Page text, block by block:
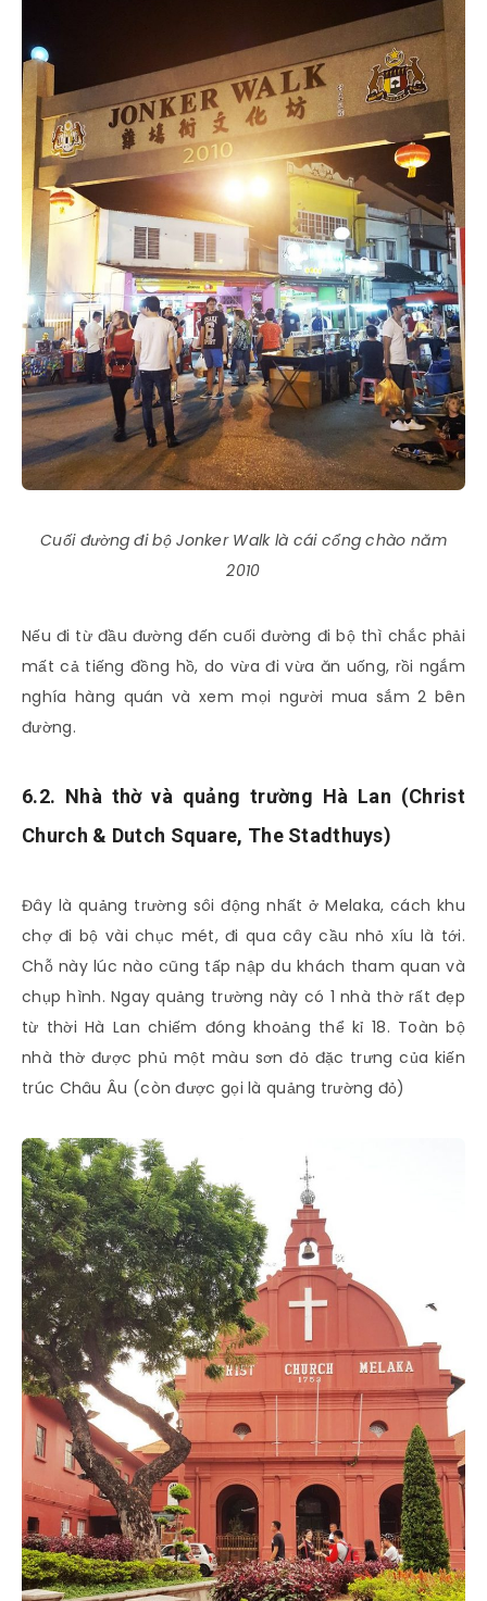
Cuối đường đi bộ Jonker Walk là cái cổng chào năm
2010
Nếu đi từ đầu đường đến cuối đường đi bộ thì chắc phải
mất cả tiếng đồng hồ, do vừa đi vừa ăn uống, rồi ngắm
nghía hàng quán và xem mọi người mua sắm 2 bên
đường.
6.2. Nhà thờ và quảng trường Hà Lan (Christ
Church & Dutch Square, The Stadthuys)
Đây là quảng trường sôi động nhất ở Melaka, cách khu
chợ đi bộ vài chục mét, đi qua cây cầu nhỏ xíu là tới.
Chỗ này lúc nào cũng tấp nập du khách tham quan và
chụp hình. Ngay quảng trường này có 1 nhà thờ rất đẹp
từ thời Hà Lan chiếm đóng khoảng thể kỉ 18. Toàn bộ
nhà thờ được phủ một màu sơn đỏ đặc trưng của kiến
trúc Châu Âu (còn được gọi là quảng trường đỏ)